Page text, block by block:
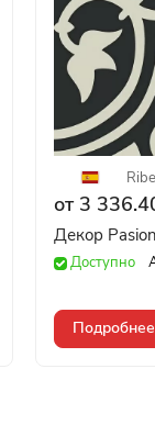
от 3
Декор
Доступно
Подробнее